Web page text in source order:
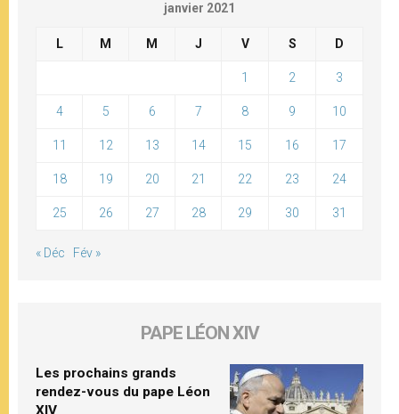
janvier 2021
L M M J V S D
1 2 3
4 5 6 7 8 9 10
11 12 13 14 15 16 17
18 19 20 21 22 23 24
25 26 27 28 29 30 31
« Déc Fév »
PAPE LÉON XIV
Les prochains grands
rendez-vous du pape Léon
XIV